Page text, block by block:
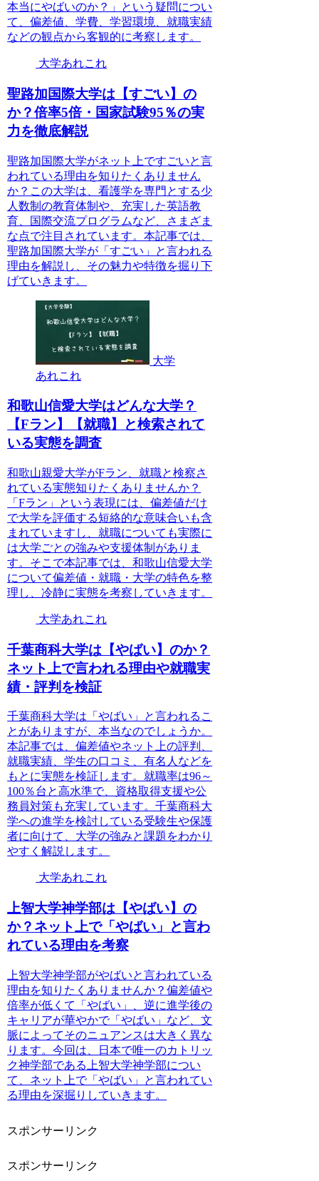
本当にやばいのか？」という疑問につい
て、偏差値、学費、学習環境、就職実績
などの観点から客観的に考察します。
大学あれこれ
聖路加国際大学は【すごい】の
か？倍率5倍・国家試験95％の実
力を徹底解説
聖路加国際大学がネット上ですごいと言
われている理由を知りたくありません
か？この大学は、看護学を専門とする少
人数制の教育体制や、充実した英語教
育、国際交流プログラムなど、さまざま
な点で注目されています。本記事では、
聖路加国際大学が「すごい」と言われる
理由を解説し、その魅力や特徴を掘り下
げていきます。
大学
あれこれ
和歌山信愛大学はどんな大学？
【Fラン】【就職】と検索されて
いる実態を調査
和歌山親愛大学がFラン、就職と検察さ
れている実態知りたくありませんか？
「Fラン」という表現には、偏差値だけ
で大学を評価する短絡的な意味合いも含
まれていますし、就職についても実際に
は大学ごとの強みや支援体制がありま
す。そこで本記事では、和歌山信愛大学
について偏差値・就職・大学の特色を整
理し、冷静に実態を考察していきます。
大学あれこれ
千葉商科大学は【やばい】のか？
ネット上で言われる理由や就職実
績・評判を検証
千葉商科大学は「やばい」と言われるこ
とがありますが、本当なのでしょうか。
本記事では、偏差値やネット上の評判、
就職実績、学生の口コミ、有名人などを
もとに実態を検証します。就職率は96～
100％台と高水準で、資格取得支援や公
務員対策も充実しています。千葉商科大
学への進学を検討している受験生や保護
者に向けて、大学の強みと課題をわかり
やすく解説します。
大学あれこれ
上智大学神学部は【やばい】の
か？ネット上で「やばい」と言わ
れている理由を考察
上智大学神学部がやばいと言われている
理由を知りたくありませんか？偏差値や
倍率が低くて「やばい」、逆に進学後の
キャリアが華やかで「やばい」など、文
脈によってそのニュアンスは大きく異な
ります。今回は、日本で唯一のカトリッ
ク神学部である上智大学神学部につい
て、ネット上で「やばい」と言われてい
る理由を深掘りしていきます。
スポンサーリンク
スポンサーリンク